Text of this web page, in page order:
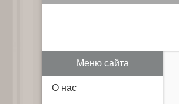
Меню сайта
О нас